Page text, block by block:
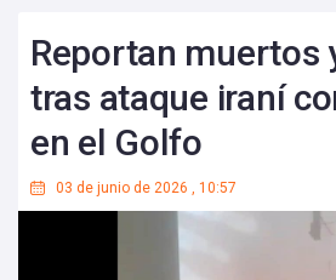
Reportan muertos
tras ataque iraní
en el Golfo
03 de junio de 2026 , 10:57